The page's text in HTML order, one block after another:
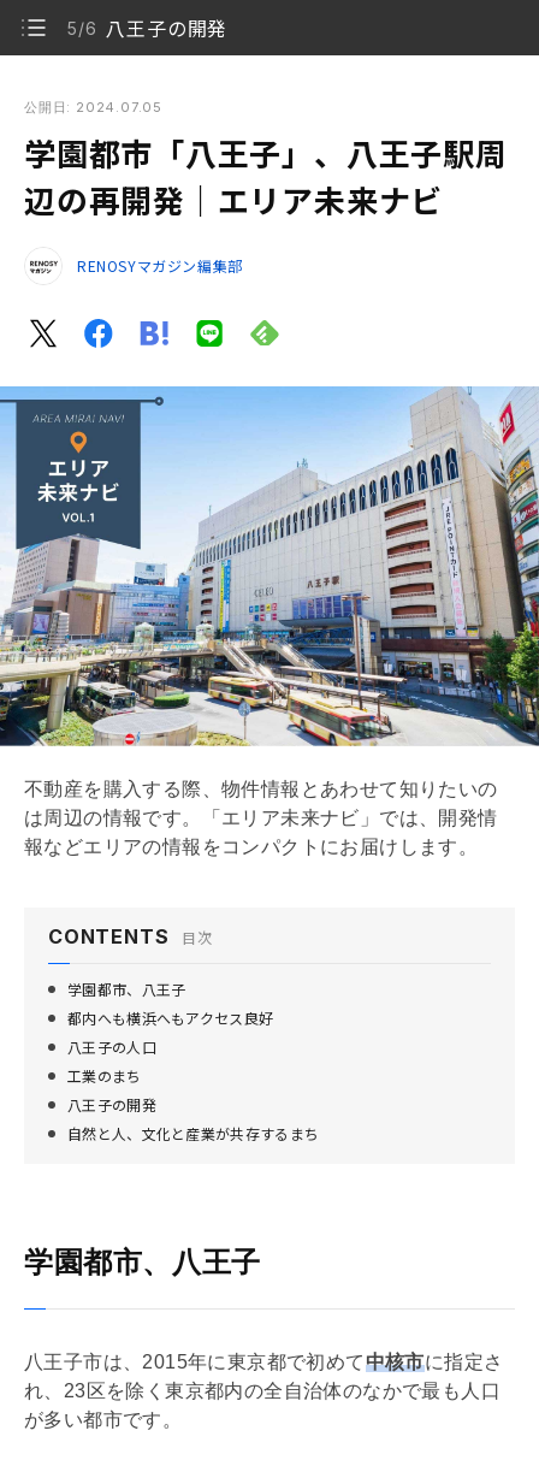
5/6 八王子の開発
1/6 学園都市、八王子
2/6 都内へも横浜へもアクセス良好
3/6 八王子の人口
4/6 工業のまち
5/6 八王子の開発
自然と人、文化と産業が共存するまち
公開日: 2024.07.05
学園都市「八王子」、八王子駅周
辺の再開発｜エリア未来ナビ
RENOSYマガジン編集部
不動産を購入する際、物件情報とあわせて知りたいの
は周辺の情報です。「エリア未来ナビ」では、開発情
報などエリアの情報をコンパクトにお届けします。
CONTENTS 目次
学園都市、八王子
都内へも横浜へもアクセス良好
八王子の人口
工業のまち
八王子の開発
自然と人、文化と産業が共存するまち
学園都市、八王子
八王子市は、2015年に東京都で初めて中核市に指定さ
れ、23区を除く東京都内の全自治体のなかで最も人口
が多い都市です。